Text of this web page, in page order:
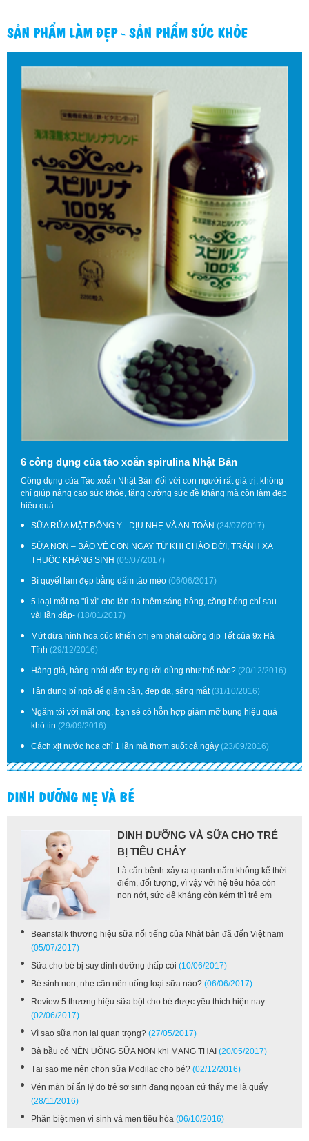
SẢN PHẨM LÀM ĐẸP - SẢN PHẨM SỨC KHỎE
6 công dụng của tảo xoắn spirulina Nhật Bản
Công dụng của Tảo xoắn Nhật Bản đối với con người rất giá trị, không
chỉ giúp nâng cao sức khỏe, tăng cường sức đề kháng mà còn làm đẹp
hiệu quả.
SỮA RỬA MẶT ĐÔNG Y - DỊU NHẸ VÀ​ AN TOÀN (24/07/2017)
SỮA NON – BẢO VỆ CON NGAY TỪ KHI CHÀO ĐỜI, TRÁNH XA
THUỐC KHÁNG SINH (05/07/2017)
Bí quyết làm đẹp bằng dấm táo mèo (06/06/2017)
5 loại mặt nạ "lì xì" cho làn da thêm sáng hồng, căng bóng chỉ sau
vài lần đắp- (18/01/2017)
Mứt dừa hình hoa cúc khiến chị em phát cuồng dịp Tết của 9x Hà
Tĩnh (29/12/2016)
Hàng giả, hàng nhái đến tay người dùng như thế nào? (20/12/2016)
Tận dụng bí ngô để giảm cân, đẹp da, sáng mắt(31/10/2016)
Ngâm tỏi với mật ong, bạn sẽ có hỗn hợp giảm mỡ bụng hiệu quả
khó tin (29/09/2016)
Cách xịt nước hoa chỉ 1 lần mà thơm suốt cả ngày (23/09/2016)
DINH DƯỠNG MẸ VÀ BÉ
DINH DƯỠNG VÀ SỮA CHO TRẺ
BỊ TIÊU CHẢY
Là căn bệnh xảy ra quanh năm không kể thời
điểm, đối tượng, vì vậy với hệ tiêu hóa còn
non nớt, sức đề kháng còn kém thì trẻ em
dinh dưỡng thậm chí tử vong nếu không
Beanstalk thương hiệu sữa nổi tiếng của Nhật bản đã đến Việt nam
(05/07/2017)
Sữa cho bé bị suy dinh dưỡng thấp còi (10/06/2017)
Bé sinh non, nhẹ cân nên uống loại sữa nào? (06/06/2017)
Review 5 thương hiệu sữa bột cho bé được yêu thích hiện nay.
(02/06/2017)
Vì sao sữa non lại quan trọng? (27/05/2017)
Bà bầu có NÊN UỐNG SỮA NON khi MANG THAI (20/05/2017)
Tại sao mẹ nên chọn sữa Modilac cho bé? (02/12/2016)
Vén màn bí ẩn lý do trẻ sơ sinh đang ngoan cứ thấy mẹ là quấy
(28/11/2016)
Phân biệt men vi sinh và men tiêu hóa (06/10/2016)